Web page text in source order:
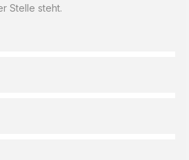
Stelle steht.